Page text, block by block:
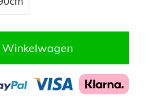
Winkelwagen